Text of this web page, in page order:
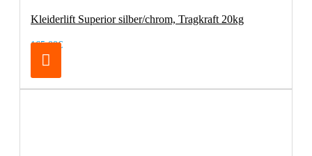
Kleiderlift Superior silber/chrom, Tragkraft 20kg
165,00€